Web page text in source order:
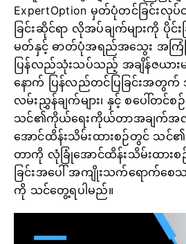
ExpertOption မှတ်ပုံတင်ခြင်းလု
ခြင်းဆိုင်ရာ လိုအပ်ချက်များကို ပိုင်
မတ်နှင့် ဓာတ်ပုံအရည်အသွေး အကြံပြု
ပြန်လည်သုံးသပ်သည့် အချိန်ဇယားမျာ
နောက် ပြန်လည်တင်ပြခြင်းအတွ
လမ်းညွှန်ချက်များ၊ နှင့် စပေါ်တင်
သင်၏ကိုယ်ရေးကိုယ်တာအချက်အလ
အောင်ထိန်းသိမ်းထားစဉ်တွင် သ
တာကို လုံခြုံအောင်ထိန်းသိမ်းထာ
ခြင်းအပေါ် အကျိုးသက်ရောက်စေ
ကို သင်တွေ့ရပါမည်။